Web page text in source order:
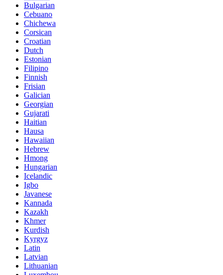
Bulgarian
Cebuano
Chichewa
Corsican
Croatian
Dutch
Estonian
Filipino
Finnish
Frisian
Galician
Georgian
Gujarati
Haitian
Hausa
Hawaiian
Hebrew
Hmong
Hungarian
Icelandic
Igbo
Javanese
Kannada
Kazakh
Khmer
Kurdish
Kyrgyz
Latin
Latvian
Lithuanian